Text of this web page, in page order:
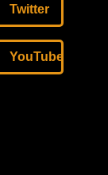
Twitter
YouTube